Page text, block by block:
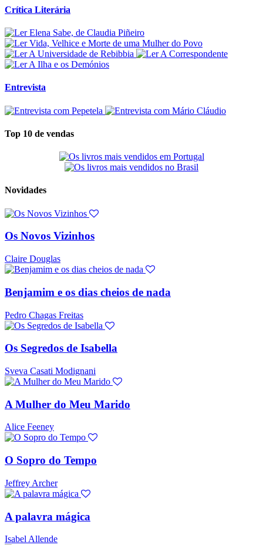
Crítica Literária
Entrevista
Top 10 de vendas
Novidades
Os Novos Vizinhos
Claire Douglas
Benjamim e os dias cheios de nada
Pedro Chagas Freitas
Os Segredos de Isabella
Sveva Casati Modignani
A Mulher do Meu Marido
Alice Feeney
O Sopro do Tempo
Jeffrey Archer
A palavra mágica
Isabel Allende